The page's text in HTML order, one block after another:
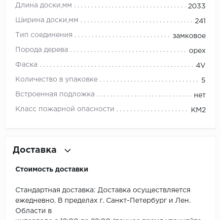
Primavera
SPC Ideal Flooring
Длина доски,мм 2033
Ширина доски,мм 241
Тип соединения замковое
Порода дерева орех
Фаска 4V
Количество в упаковке 5
Встроенная подложка нет
Класс пожарной опасности КМ2
Доставка
Стоимость доставки
Стандартная доставка: Доставка осуществляется
ежедневно. В пределах г. Санкт-Петербург и Лен.
Области в